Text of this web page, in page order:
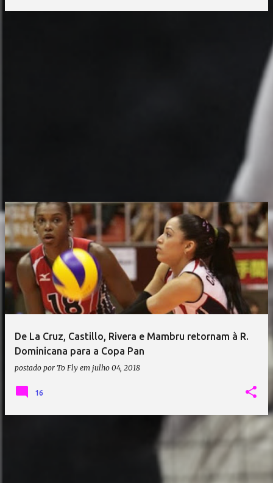
De La Cruz, Castillo, Rivera e Mambru retornam à R.
Dominicana para a Copa Pan
postado por To Fly em julho 04, 2018
16